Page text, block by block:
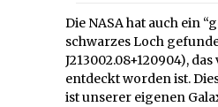
Die NASA hat auch ein
schwarzes Loch
J213002.08+120904),
entdeckt worden ist.
ist unserer eigenen